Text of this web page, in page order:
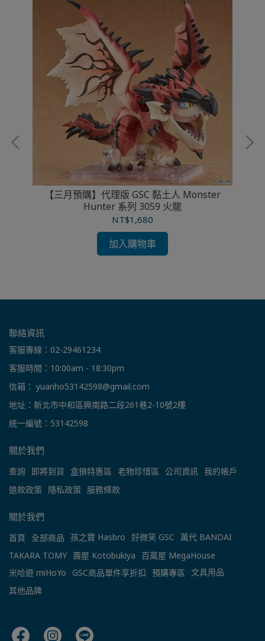
【三月預購】代理版 GSC 黏土人 Monster
Hunter 系列 3059 火龍
NT$1,680
加入購物車
聯絡資訊
客服專線：02-29461234
客服時間：10:00am - 18:30pm
信箱： yuanho53142598@gmail.com
地址：新北市中和區興南路二段261巷2-10號2樓
統一編號：53142598
關於我們
查詢 即將到貨 盒損特惠區 老物珍惜區 公司資訊 我的帳戶
退款政策 隱私政策 服務條款
關於我們
首頁 全部商品 孩之寶 Hasbro 好微笑 GSC
萬代 BANDAI
TAKARA TOMY 壽屋 Kotobukiya
百萬屋 MegaHouse
米哈遊 miHoYo GSC商品單件享折扣 預購專區 文具用品
其他品牌